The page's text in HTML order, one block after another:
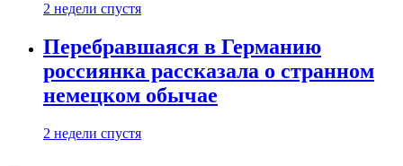
2 недели спустя
Перебравшаяся в Германию
россиянка рассказала о странном
немецком обычае
2 недели спустя